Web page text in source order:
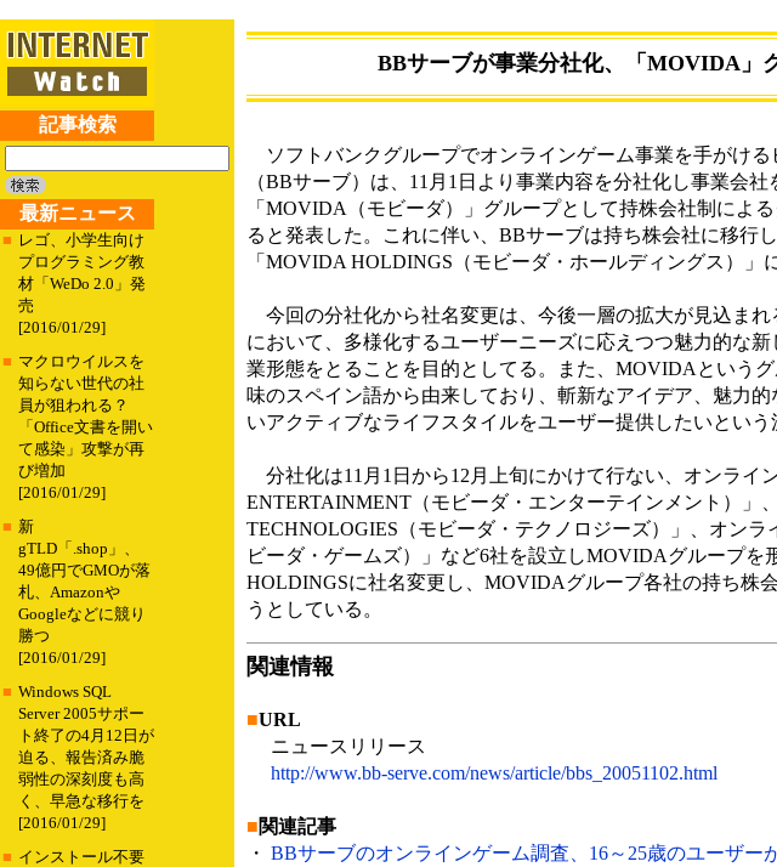
記事検索
最新ニュース
■ レゴ、小学生向け
プログラミング教
材「WeDo 2.0」発
売
[2016/01/29]
■ マクロウイルスを
知らない世代の社
員が狙われる？
「Office文書を開い
て感染」攻撃が再
び増加
[2016/01/29]
■ 新
gTLD「.shop」、
49億円でGMOが落
札、Amazonや
Googleなどに競り
勝つ
[2016/01/29]
■ Windows SQL
Server 2005サポー
ト終了の4月12日が
迫る、報告済み脆
弱性の深刻度も高
く、早急な移行を
[2016/01/29]
■ インストール不要
BBサーブが事業分社化、「MOVIDA」
ソフトバンクグループでオンラインゲーム事業を手がける
（BBサーブ）は、11月1日より事業内容を分社化し事業会社
「MOVIDA（モビーダ）」グループとして持株会社制によ
ると発表した。これに伴い、BBサーブは持ち株会社に移行
「MOVIDA HOLDINGS（モビーダ・ホールディングス）」
今回の分社化から社名変更は、今後一層の拡大が見込まれ
において、多様化するユーザーニーズに応えつつ魅力的な
業形態をとることを目的としてる。また、MOVIDAという
味のスペイン語から由来しており、斬新なアイデア、魅力
いアクティブなライフスタイルをユーザー提供したいという
分社化は11月1日から12月上旬にかけて行ない、オンライ
ENTERTAINMENT（モビーダ・エンターテインメント）」
TECHNOLOGIES（モビーダ・テクノロジーズ）」、オン
ビーダ・ゲームズ）」など6社を設立しMOVIDAグループ
HOLDINGSに社名変更し、MOVIDAグループ各社の持ち株
うとしている。
関連情報
■URL
ニュースリリース
http://www.bb-serve.com/news/article/bbs_20051102.html
■関連記事
・ BBサーブのオンラインゲーム調査、16～25歳のユーザー